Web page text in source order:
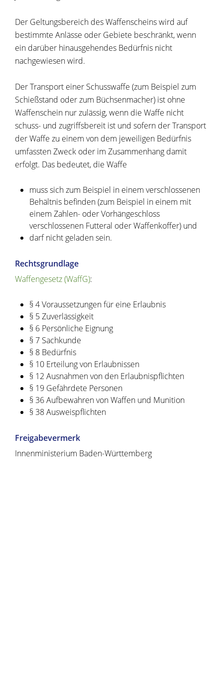
Der Geltungsbereich des Waffenscheins wird auf
bestimmte Anlässe oder Gebiete beschränkt,wenn
ein darüber hinausgehendes Bedürfnis nicht
nachgewiesen wird.
Der Transport einer Schusswaffe (zum Beispiel zum
Schießstand oder zum Büchsenmacher) ist ohne
Waffenschein nur zulässig, wenn die Waffe nicht
schuss- und zugriffsbereit ist und sofern der Transport
der Waffe zu einem von dem jeweiligen Bedürfnis
umfassten Zweck oder im Zusammenhang damit
erfolgt. Das bedeutet, die Waffe
muss sich zum Beispiel in einem verschlossenen
Behältnis befinden (zum Beispiel in einem mit
einem Zahlen- oder Vorhängeschloss
verschlossenen Futteral oder Waffenkoffer) und
darf nicht geladen sein.
Rechtsgrundlage
Waffengesetz (WaffG):
§ 4 Voraussetzungen für eine Erlaubnis
§ 5 Zuverlässigkeit
§ 6 Persönliche Eignung
§ 7 Sachkunde
§ 8 Bedürfnis
§ 10 Erteilung von Erlaubnissen
§ 12 Ausnahmen von den Erlaubnispflichten
§ 19 Gefährdete Personen
§ 36 Aufbewahren von Waffen und Munition
§ 38 Ausweispflichten
Freigabevermerk
Innenministerium Baden-Württemberg